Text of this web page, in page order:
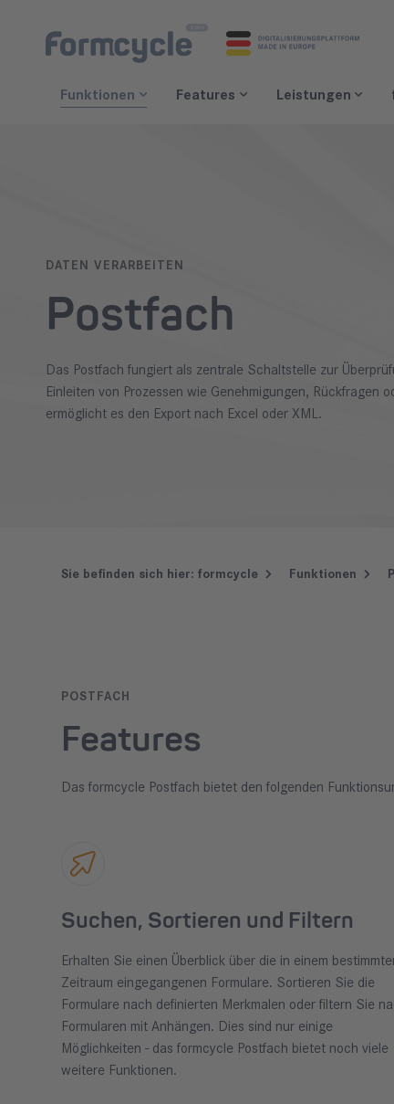
Funktionen
Features Leistungen
DATEN VERARBEITEN
Postfach
Das Postfach fungiert als zentrale Schaltstelle zur
Einleiten von Prozessen wie Genehmigungen, Rückfragen
ermöglicht es den Export nach Excel oder XML.
Sie befinden sich hier: formcycle Funktionen
POSTFACH
Features
Das formcycle Postfach bietet den folgenden
Suchen, Sortieren und Filtern
Erhalten Sie einen Überblick über die in einem
Zeitraum eingegangenen Formulare. Sortieren Sie die
Formulare nach definierten Merkmalen oder filtern Sie
Formularen mit Anhängen. Dies sind nur einige
Möglichkeiten - das formcycle Postfach bietet noch viele
weitere Funktionen.